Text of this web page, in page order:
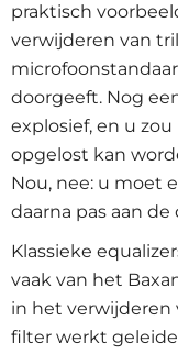
praktisch
verwijderen van
doorgeeft. Nog
explosief, en u
opgelost kan
Nou, nee: u moet
daarna pas aan
Klassieke
vaak van het
in het verwijderen
filter werkt